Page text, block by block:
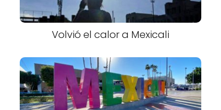
Volvió el calor a Mexicali